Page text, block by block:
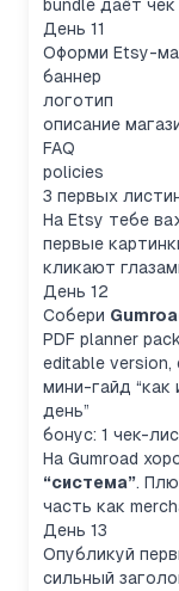
bundle даёт
День 11
Оформи Etsy-
баннер
логотип
описание
FAQ
policies
3 первых
На Etsy тебе
первые
кликают
День 12
Собери
PDF planner pack
editable
мини-гайд “как
день”
бонус: 1 чек-
На Gumroad
“система”.
часть как
День 13
Опубликуй
сильный